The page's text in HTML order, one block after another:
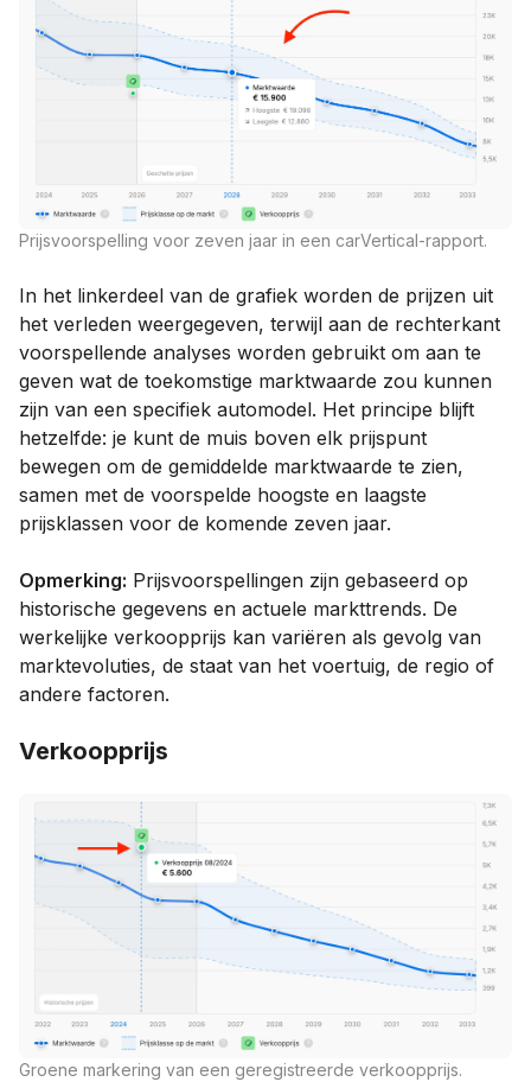
Prijsvoorspelling voor zeven jaar in een carVertical-rapport.
In het linkerdeel van de grafiek worden de prijzen uit
het verleden weergegeven, terwijl aan de rechterkant
voorspellende analyses worden gebruikt om aan te
geven wat de toekomstige marktwaarde zou kunnen
zijn van een specifiek automodel. Het principe blijft
hetzelfde: je kunt de muis boven elk prijspunt
bewegen om de gemiddelde marktwaarde te zien,
samen met de voorspelde hoogste en laagste
prijsklassen voor de komende zeven jaar.
Opmerking: Prijsvoorspellingen zijn gebaseerd op
historische gegevens en actuele markttrends. De
werkelijke verkoopprijs kan variëren als gevolg van
marktevoluties, de staat van het voertuig, de regio of
andere factoren.
Verkoopprijs
Groene markering van een geregistreerde verkoopprijs.